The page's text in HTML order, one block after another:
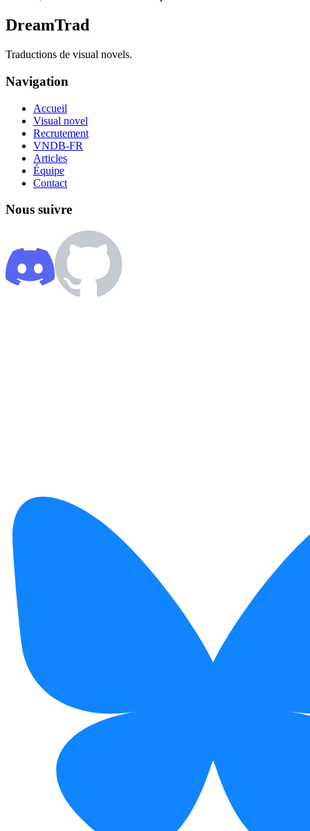
DreamTrad
Traductions de visual novels.
Navigation
Accueil
Visual novel
Recrutement
VNDB-FR
Articles
Équipe
Contact
Nous suivre